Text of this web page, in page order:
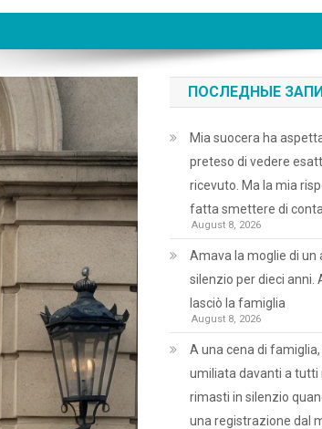
ПОСЛЕДНЫЕ
Mia suocera ha
preteso di vedere
ricevuto. Ma la mia
fatta smettere di
August 8, 2026
Amava la moglie di un
silenzio per dieci anni.
lasciò la famiglia
August 8, 2026
A una cena di
umiliata davanti a tutti
rimasti in silenzio
una registrazione dal